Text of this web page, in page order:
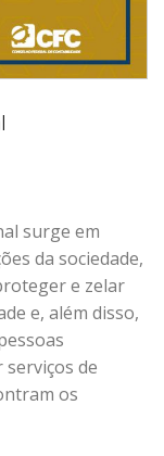
surge em
da sociedade,
e zelar
e, além disso,
de
os